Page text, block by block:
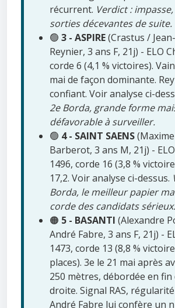
récurrent. Verdict :
sorties décevantes de suite.
🟢 3 - ASPIRE(Crastus /
Reynier, 3 ans F, 21j) - ELO
corde 6 (4,1 % victoires).
mai de façon dominante.
confiant. Voir analyse ci-
2e Borda, grande forme
défavorable à surveiller.
🟢 4 - SAINT SAENS
Barberot, 3 ans M, 21j) -
1496, corde 16 (3,8 %
17,2. Voir analyse ci-dessus.
Borda, le meilleur papier
corde des candidats sérieux.
🟠 5 - BASANTI (Alexandre
André Fabre, 3 ans F, 21j) -
1473, corde 13 (8,8 %
places). 3e le 21 mai après
250 mètres, débordée en fin
droite. Signal RAS,
André Fabre lui confère un